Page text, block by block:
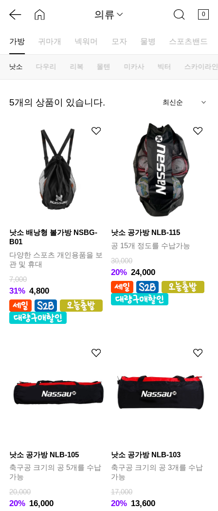
0
의류
가방 귀마개 넥워머 모자 물병 스포츠밴드
낫소 다우리 리복 몰텐 미카사 빅터 스카이라인
5개의 상품이 있습니다.
낫소 배낭형 볼가방 NSBG-
B01
다양한 스포츠 개인용품을 보
관 및 휴대
7,000
31% 4,800
낫소 공가방 NLB-115
공 15개 정도를 수납가능
30,000
20% 24,000
낫소 공가방 NLB-105
축구공 크기의 공 5개를 수납
가능
20,000
20% 16,000
낫소 공가방 NLB-103
축구공 크기의 공 3개를 수납
가능
17,000
20% 13,600